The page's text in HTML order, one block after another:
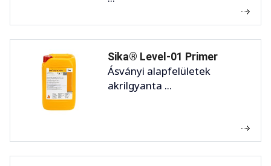
Sika® Level-01 Primer
Ásványi alapfelületek
akrilgyanta ...